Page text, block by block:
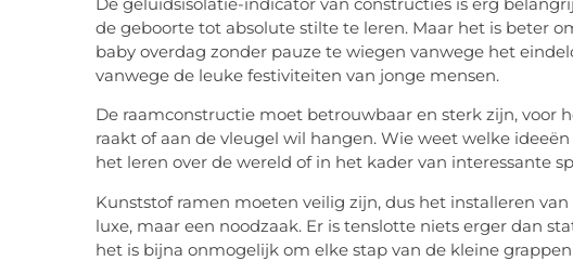
de geboorte tot absolute stilte te leren. Maar het is beter
baby overdag zonder pauze te wiegen vanwege het
vanwege de leuke festiviteiten van jonge mensen.
De raamconstructie moet betrouwbaar en sterk zijn, voor
raakt of aan de vleugel wil hangen. Wie weet welke
het leren over de wereld of in het kader van interessante
Kunststof ramen moeten veilig zijn, dus het installeren
luxe, maar een noodzaak. Er is tenslotte niets erger dan
het is bijna onmogelijk om elke stap van de kleine